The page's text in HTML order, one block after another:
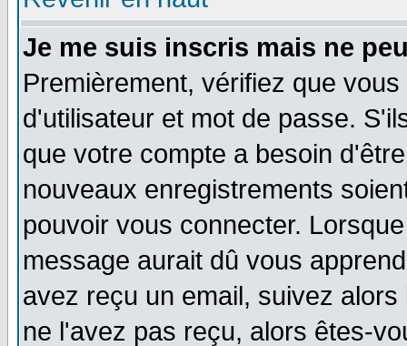
Je me suis inscris mais ne
Premièrement, vérifiez que
d'utilisateur et mot de passe.
que votre compte a besoin
nouveaux enregistrements
pouvoir vous connecter.
message aurait dû vous
avez reçu un email, suivez
ne l'avez pas reçu, alors êtes-